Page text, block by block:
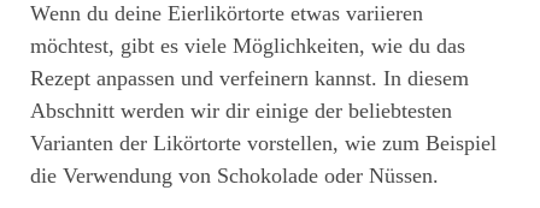
Wenn du deine Eierlikörtorte etwas variieren
möchtest, gibt es viele Möglichkeiten, wie du das
Rezept anpassen und verfeinern kannst. In diesem
Abschnitt werden wir dir einige der beliebtesten
Varianten der Likörtorte vorstellen, wie zum Beispiel
die Verwendung von Schokolade oder Nüssen.